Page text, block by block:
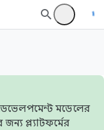
মডেলের
প্ল্যাটফর্মের